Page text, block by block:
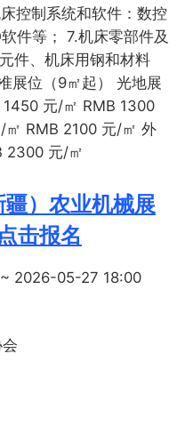
控制系统和软件：数控
件等； 7.机床零部件及
件、机床用钢和材料
展位（9㎡起） 光地展
元/㎡ RMB 1300
RMB 2100 元/㎡ 外
2300 元/㎡
）农业机械展
击报名
2026-05-27 18:00